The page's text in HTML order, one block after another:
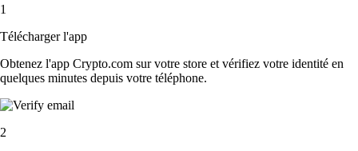
1
Télécharger l'app
Obtenez l'app Crypto.com sur votre store et vérifiez votre identité en
quelques minutes depuis votre téléphone.
2